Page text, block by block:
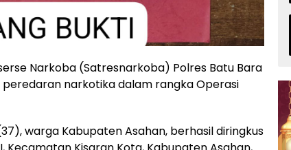
Narkoba (Satresnarkoba) Polres Batu Bara
narkotika dalam rangka Operasi
warga Kabupaten Asahan, berhasil diringkus